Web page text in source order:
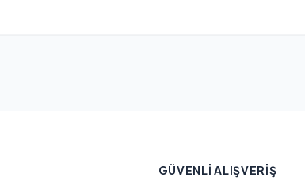
GÜVENLI ALIŞVERIŞ